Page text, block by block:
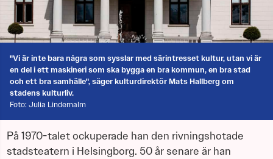
"Vi är inte bara några som sysslar med särintresset kultur, utan vi är
en del i ett maskineri som ska bygga en bra kommun, en bra stad
och ett bra samhälle", säger kulturdirektör Mats Hallberg om
stadens kulturliv.
Foto: Julia Lindemalm
På 1970-talet ockuperade han den rivningshotade
stadsteatern i Helsingborg. 50 år senare är han